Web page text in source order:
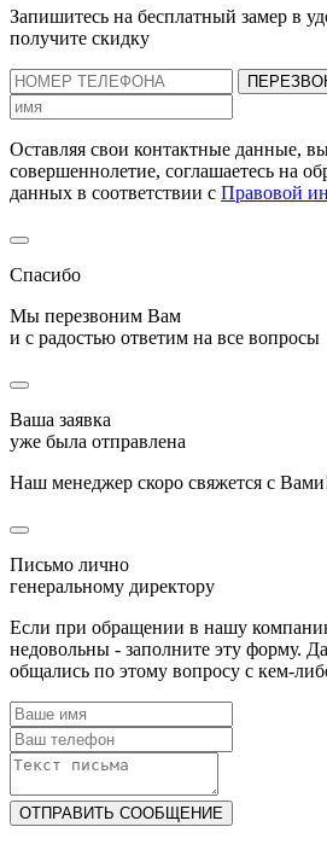
Запишитесь на бесплатный замер в
получите скидку
Оставляя свои контактные данные,
совершеннолетие, соглашаетесь на
данных в соответствии с Правовой
Спасибо
Мы перезвоним Вам
и с радостью ответим на все вопросы
Ваша заявка
уже была отправлена
Наш менеджер скоро свяжется с
Письмо лично
генеральному директору
Если при обращении в нашу
недовольны - заполните эту форму.
общались по этому вопросу с кем-
ОТПРАВИТЬ СООБЩЕНИЕ